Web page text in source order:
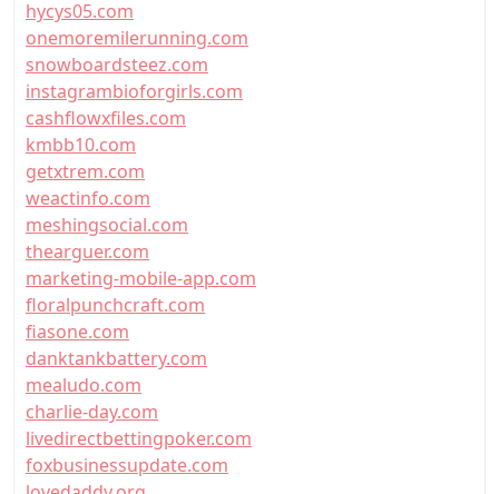
hycys05.com
onemoremilerunning.com
snowboardsteez.com
instagrambioforgirls.com
cashflowxfiles.com
kmbb10.com
getxtrem.com
weactinfo.com
meshingsocial.com
thearguer.com
marketing-mobile-app.com
floralpunchcraft.com
fiasone.com
danktankbattery.com
mealudo.com
charlie-day.com
livedirectbettingpoker.com
foxbusinessupdate.com